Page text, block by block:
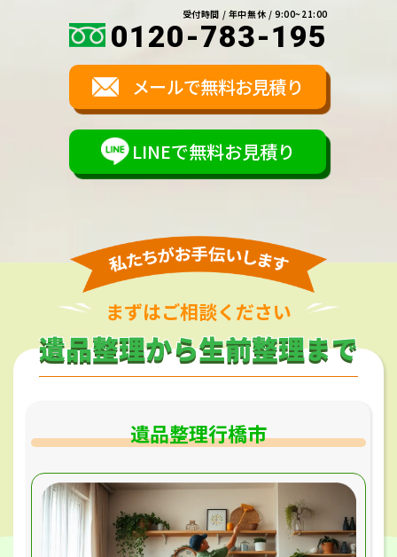
受付時間 / 年中無休 / 9:00~21:00
0120-783-195
メールで無料お見積り
LINEで無料お見積り
まずはご相談ください
遺品整理から生前整理まで
遺品整理から生前整理まで
遺品整理行橋市